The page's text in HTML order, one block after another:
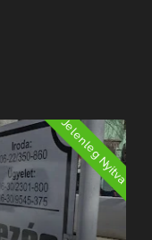
Jelenleg Nyitva